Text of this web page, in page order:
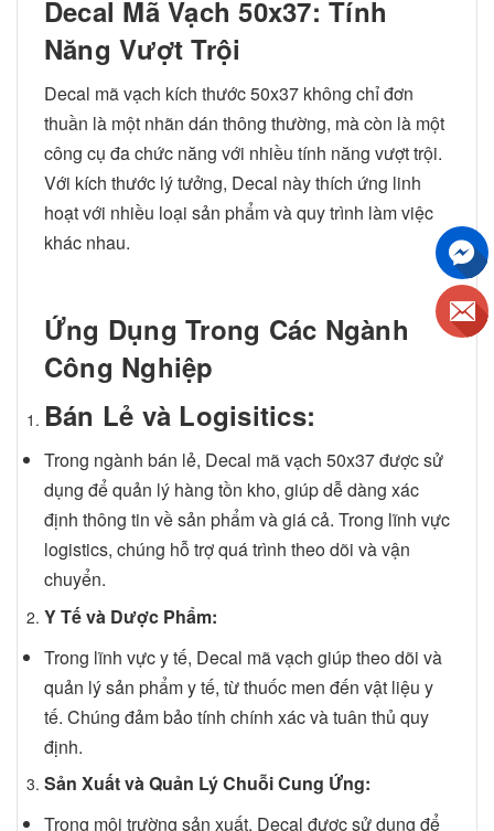
Decal Mã Vạch 50x37: Tính
Năng Vượt Trội
Decal mã vạch kích thước 50x37 không chỉ đơn
thuần là một nhãn dán thông thường, mà còn là một
công cụ đa chức năng với nhiều tính năng vượt trội.
Với kích thước lý tưởng, Decal này thích ứng linh
hoạt với nhiều loại sản phẩm và quy trình làm việc
khác nhau.
Ứng Dụng Trong Các Ngành
Công Nghiệp
Bán Lẻ và Logisitics:
Trong ngành bán lẻ, Decal mã vạch 50x37 được sử
dụng để quản lý hàng tồn kho, giúp dễ dàng xác
định thông tin về sản phẩm và giá cả. Trong lĩnh vực
logistics, chúng hỗ trợ quá trình theo dõi và vận
chuyển.
Y Tế và Dược Phẩm:
Trong lĩnh vực y tế, Decal mã vạch giúp theo dõi và
quản lý sản phẩm y tế, từ thuốc men đến vật liệu y
tế. Chúng đảm bảo tính chính xác và tuân thủ quy
định.
Sản Xuất và Quản Lý Chuỗi Cung Ứng:
Trong môi trường sản xuất, Decal được sử dụng để